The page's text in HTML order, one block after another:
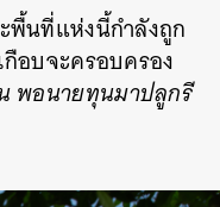
พื้นที่แห่งนี้กำลังถูก
อบจะครอบครอง
พอนายทุนมาปลูกรี